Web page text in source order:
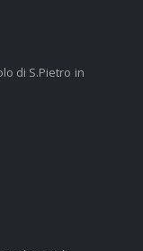
di S.Pietro in